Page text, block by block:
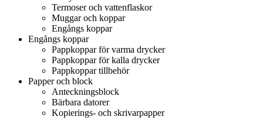
Termoser och vattenflaskor
Muggar och koppar
Engångs koppar
Engångs koppar
Pappkoppar för varma drycker
Pappkoppar för kalla drycker
Pappkoppar tillbehör
Papper och block
Anteckningsblock
Bärbara datorer
Kopierings- och skrivarpapper